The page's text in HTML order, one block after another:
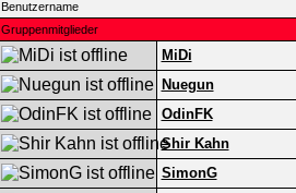
Benutzername
Gruppenmitglieder
MiDi
Nuegun
OdinFK
Shir Kahn
SimonG